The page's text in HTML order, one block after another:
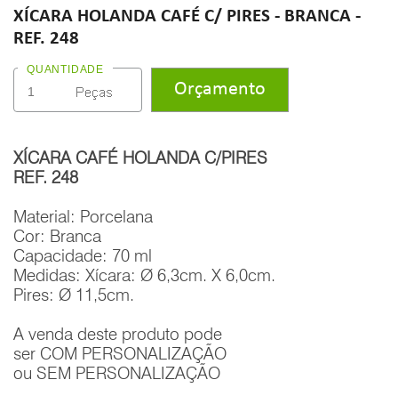
XÍCARA HOLANDA CAFÉ C/ PIRES - BRANCA -
REF. 248
QUANTIDADE
XÍCARA CAFÉ HOLANDA C/PIRES
REF. 248
Material: Porcelana
Cor: Branca
Capacidade: 70 ml
Medidas: Xícara: Ø 6,3cm. X 6,0cm.
Pires: Ø 11,5cm.
A venda deste produto pode
ser COM PERSONALIZAÇÃO
ou SEM PERSONALIZAÇÃO